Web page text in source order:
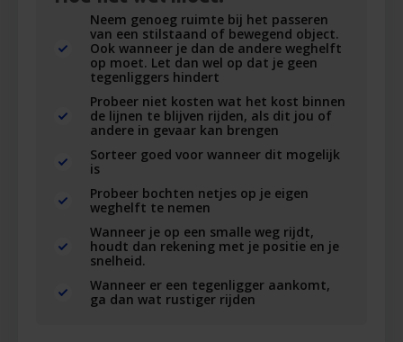
Neem genoeg ruimte bij het passeren
van een stilstaand of bewegend object.
Ook wanneer je dan de andere weghelft
op moet. Let dan wel op dat je geen
tegenliggers hindert
Probeer niet kosten wat het kost binnen
de lijnen te blijven rijden, als dit jou of
andere in gevaar kan brengen
Sorteer goed voor wanneer dit mogelijk
is
Probeer bochten netjes op je eigen
weghelft te nemen
Wanneer je op een smalle weg rijdt,
houdt dan rekening met je positie en je
snelheid.
Wanneer er een tegenligger aankomt,
ga dan wat rustiger rijden